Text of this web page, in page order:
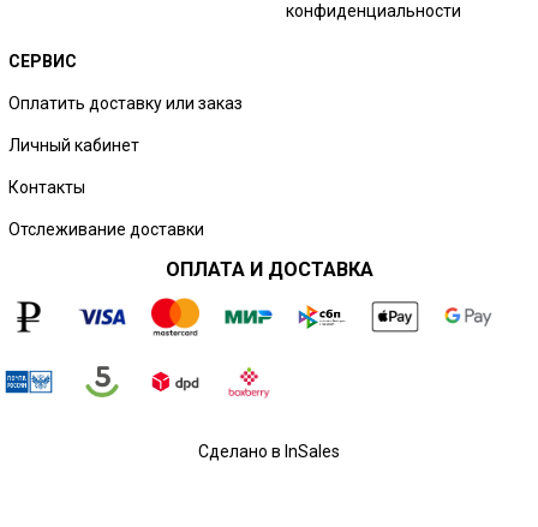
конфиденциальности
СЕРВИС
Оплатить доставку или заказ
Личный кабинет
Контакты
Отслеживание доставки
ОПЛАТА И ДОСТАВКА
Сделано в InSales